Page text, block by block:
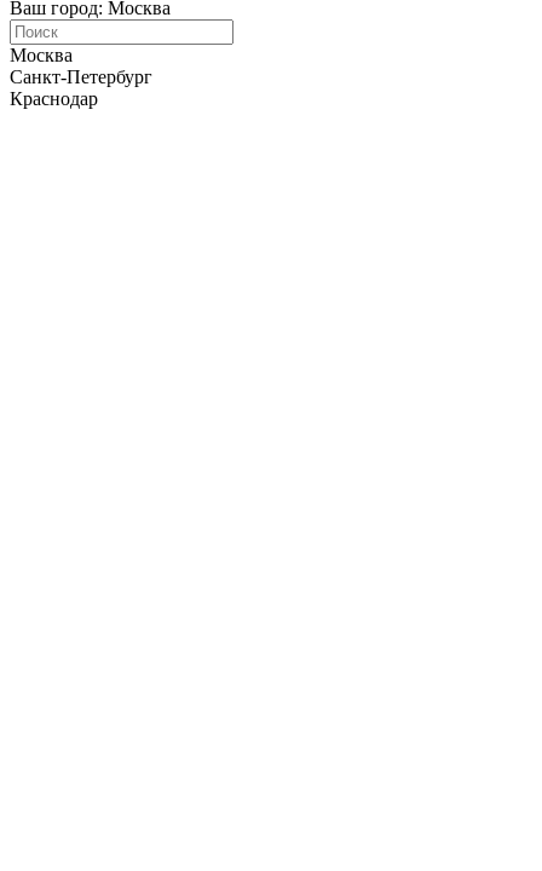
Ваш город: Москва
Москва
Санкт-Петербург
Краснодар